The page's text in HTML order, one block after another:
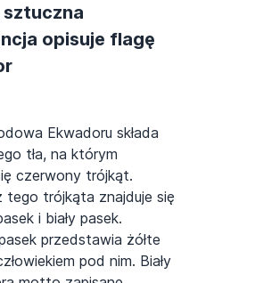
opisuje flagę
Ekwadoru składa
tła, na którym
czerwony trójkąt.
tego trójkąta znajduje się
i biały pasek.
przedstawia żółte
pod nim. Biały